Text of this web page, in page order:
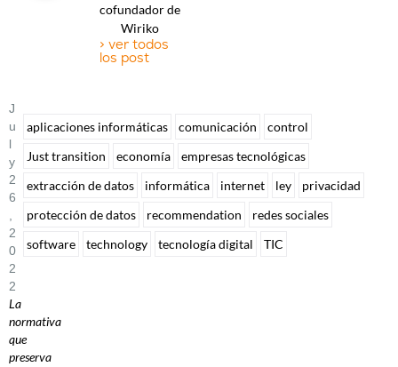
cofundador de
Wiriko
> ver todos
los post
J
U
L
Y
2
6
2
0
2
2
La
normativa
que
preserva
aplicaciones informáticas comunicación
control
Just transition
economía
empresas tecnológicas
extracción de datos
informática internet ley
privacidad
protección de datos
recommendation
redes sociales
software
technology tecnología digital TIC